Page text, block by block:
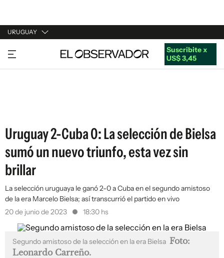
URUGUAY
URUGUAY
ARGENTINA
Suscribite x
US$ 3,45
Uruguay 2-Cuba 0: La selección de Bielsa
sumó un nuevo triunfo, esta vez sin
brillar
La selección uruguaya le ganó 2-0 a Cuba en el segundo amistoso
de la era Marcelo Bielsa; así transcurrió el partido en vivo
20 de junio de 2023
18:30 hs
Segundo amistoso de la selección en la era Bielsa Foto:
Leonardo Carreño.